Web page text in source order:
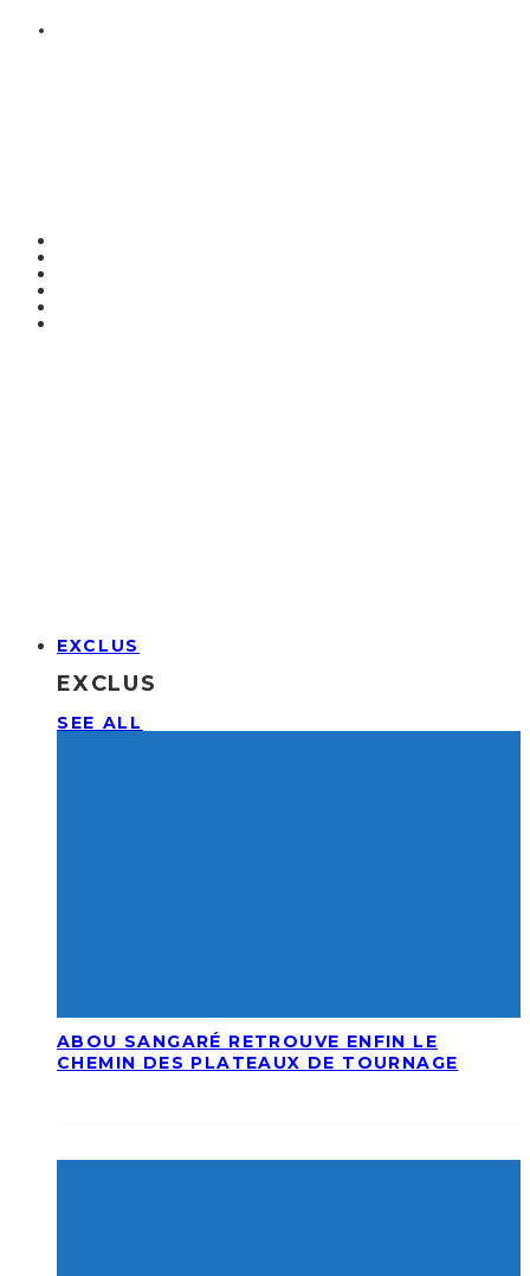
EXCLUS
EXCLUS
SEE ALL
ABOU SANGARÉ RETROUVE ENFIN LE
CHEMIN DES PLATEAUX DE TOURNAGE